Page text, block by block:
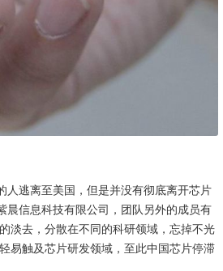
人逃离至美国，但是并没有彻底离开芯片
晨信息科技有限公司，团队另外的成员有
淡去，分散在不同的科研领域，忘掉不光
易触及芯片研发领域，至此中国芯片停滞